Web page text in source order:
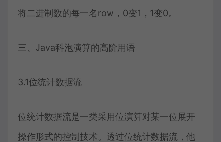
将二进制数的每一名row，0变1，1变0。
三、Java科泡演算的高阶用语
3.1位统计数据流
位统计数据流是一类采用位演算对某一位展开
操作形式的控制技术。透过位统计数据流，他